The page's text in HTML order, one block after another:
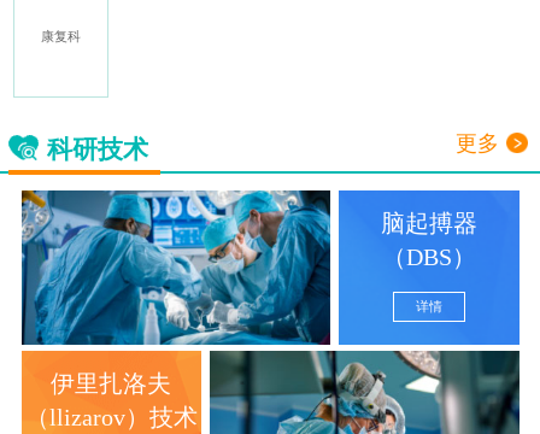
康复科
科研技术 更多
脑起搏器
（DBS）
详情
伊里扎洛夫
（llizarov）技术